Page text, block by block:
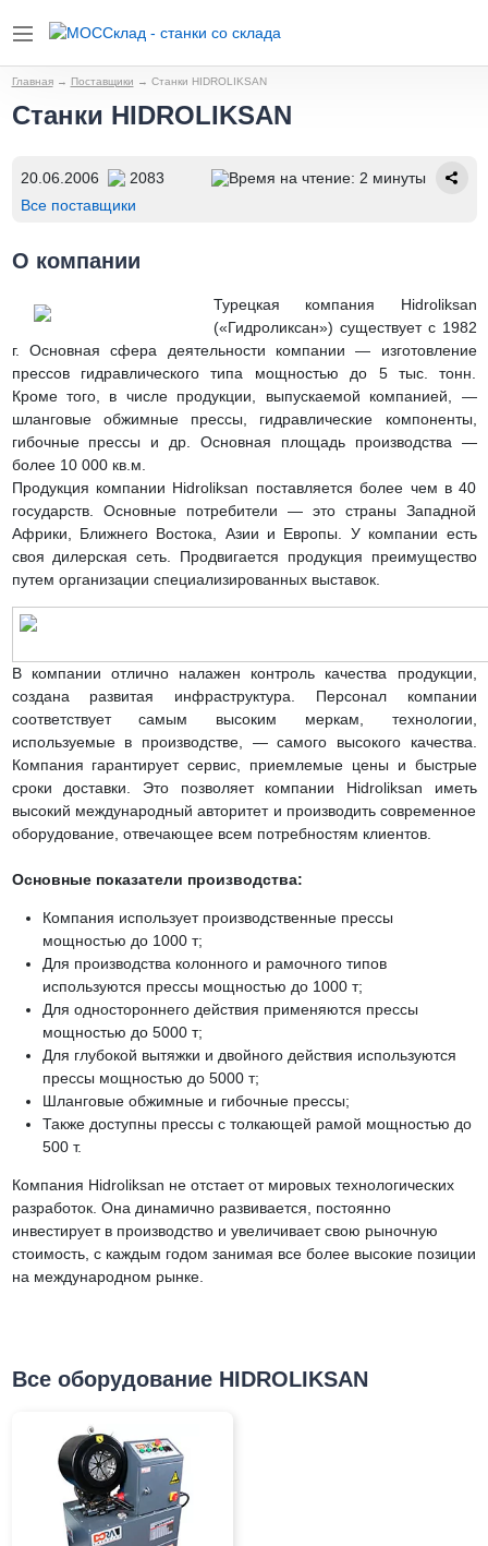
Главная → Поставщики → Станки HIDROLIKSAN
Станки HIDROLIKSAN
20.06.2006 2083
Время на чтение: 2 минуты
Все поставщики
О компании
Турецкая компания Hidroliksan
(«Гидроликсан») существует с 1982
г. Основная сфера деятельности компании — изготовление
прессов гидравлического типа мощностью до 5 тыс. тонн.
Кроме того, в числе продукции, выпускаемой компанией, —
шланговые обжимные прессы, гидравлические компоненты,
гибочные прессы и др. Основная площадь производства —
более 10 000 кв.м.
Продукция компании Hidroliksan поставляется более чем в 40
государств. Основные потребители — это страны Западной
Африки, Ближнего Востока, Азии и Европы. У компании есть
своя дилерская сеть. Продвигается продукция преимущество
путем организации специализированных выставок.
В компании отлично налажен контроль качества продукции,
создана развитая инфраструктура. Персонал компании
соответствует самым высоким меркам, технологии,
используемые в производстве, — самого высокого качества.
Компания гарантирует сервис, приемлемые цены и быстрые
сроки доставки. Это позволяет компании Hidroliksan иметь
высокий международный авторитет и производить современное
оборудование, отвечающее всем потребностям клиентов.
Основные показатели производства:
Компания использует производственные прессы
мощностью до 1000 т;
Для производства колонного и рамочного типов
используются прессы мощностью до 1000 т;
Для одностороннего действия применяются прессы
мощностью до 5000 т;
Для глубокой вытяжки и двойного действия используются
прессы мощностью до 5000 т;
Шланговые обжимные и гибочные прессы;
Также доступны прессы с толкающей рамой мощностью до
500 т.
Компания Hidroliksan не отстает от мировых технологических
разработок. Она динамично развивается, постоянно
инвестирует в производство и увеличивает свою рыночную
стоимость, с каждым годом занимая все более высокие позиции
на международном рынке.
Все оборудование HIDROLIKSAN